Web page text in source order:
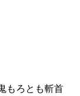
もろとも斬首